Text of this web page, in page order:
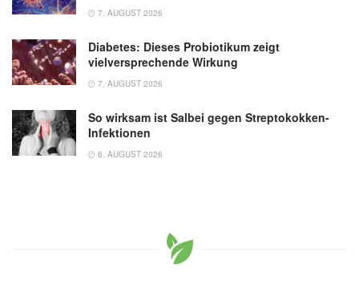
7. AUGUST 2026
Diabetes: Dieses Probiotikum zeigt
vielversprechende Wirkung
7. AUGUST 2026
So wirksam ist Salbei gegen Streptokokken-
Infektionen
6. AUGUST 2026